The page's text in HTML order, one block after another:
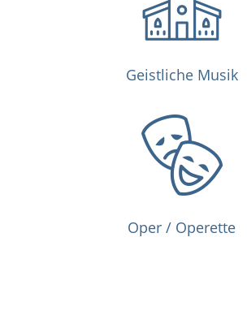
Geistliche Musik
Oper / Operette